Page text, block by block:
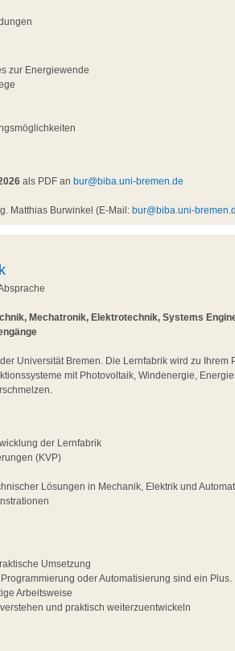
zur Energiewende
als PDF anbur@biba.uni-bremen.de
Matthias Burwinkel (E-Mail:bur@biba.uni-
Mechatronik, Elektrotechnik, Systems
Universität Bremen. Die Lernfabrik wird zu Ihrem
mit Photovoltaik, Windenergie,
der Lernfabrik
(KVP)
Lösungen in Mechanik, Elektrik und
Umsetzung
oder Automatisierung sind ein Plus.
Arbeitsweise
und praktisch weiterzuentwickeln